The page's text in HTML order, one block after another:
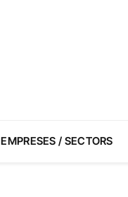
EMPRESES / SECTORS